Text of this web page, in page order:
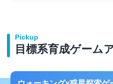
Pickup
目標系育成ゲーム